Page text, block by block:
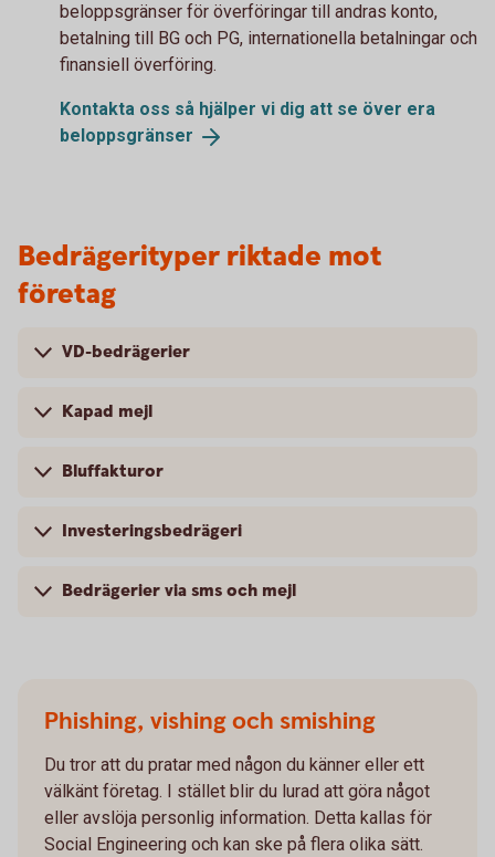
beloppsgränser för överföringar till andras konto,
betalning till BG och PG, internationella betalningar och
finansiell överföring.
Kontakta oss så hjälper vi dig att se över era
beloppsgränser
Bedrägerityper riktade mot
företag
VD-bedrägerier
Kapad mejl
Bluffakturor
Investeringsbedrägeri
Bedrägerier via sms och mejl
Phishing, vishing och smishing
Du tror att du pratar med någon du känner eller ett
välkänt företag. I stället blir du lurad att göra något
eller avslöja personlig information. Detta kallas för
Social Engineering och kan ske på flera olika sätt.